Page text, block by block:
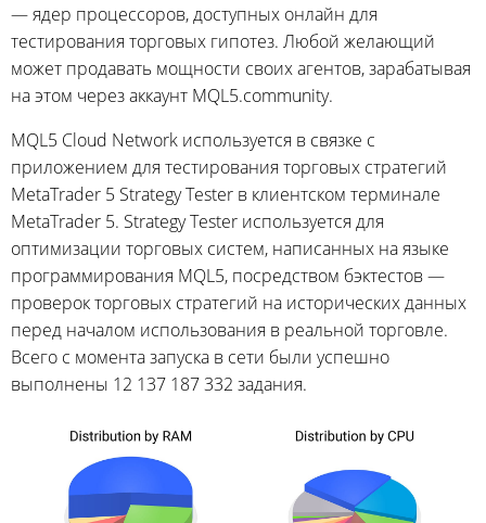
— ядер процессоров, доступных онлайн для
тестирования торговых гипотез. Любой желающий
может продавать мощности своих агентов, зарабатывая
на этом через аккаунт MQL5.community.
MQL5 Cloud Network используется в связке с
приложением для тестирования торговых стратегий
MetaTrader 5 Strategy Tester в клиентском терминале
MetaTrader 5. Strategy Tester используется для
оптимизации торговых систем, написанных на языке
программирования MQL5, посредством бэктестов —
проверок торговых стратегий на исторических данных
перед началом использования в реальной торговле.
Всего с момента запуска в сети были успешно
выполнены 12 137 187 332 задания.